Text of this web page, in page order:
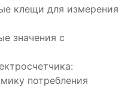
клещи для измерения
значения с
потребления